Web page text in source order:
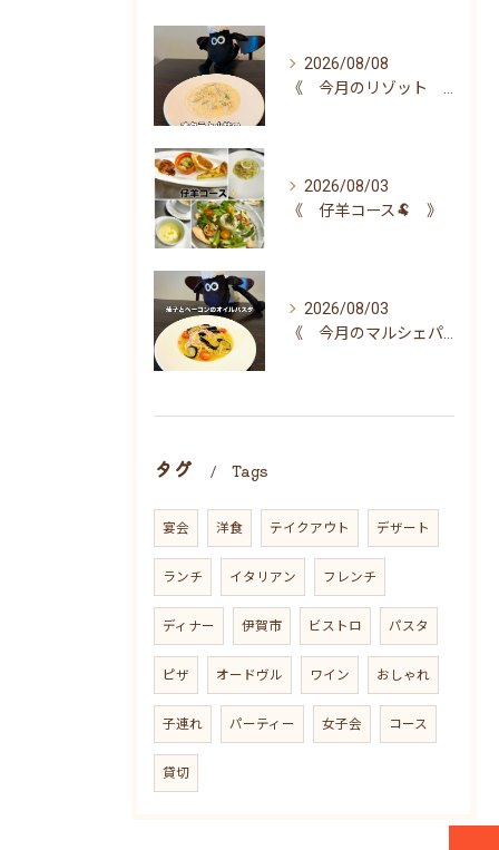
2026/08/08
2026/08/03
《 仔羊コース🐏 》
2026/08/03
タグ Tags
宴会 洋食 テイクアウト デザート
ランチ イタリアン フレンチ
ディナー 伊賀市 ビストロ パスタ
ピザ オードヴル ワイン おしゃれ
子連れ パーティー 女子会 コース
貸切